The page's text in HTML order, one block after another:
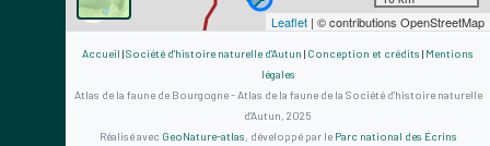
Myrtil
Maniola jurtina(Linnaeus, 1758)
Dernière observation en
Tabac d'Espagne
Leaflet | © contributions OpenStreetMap
Accueil |Société d'histoire naturelle d'Autun | Conception et crédits | Mentions
légales
Atlas de la faune de Bourgogne - Atlas de la faune de la Société d'histoire naturelle
d'Autun, 2025
Réalisé avec GeoNature-atlas, développé par le Parc national des Écrins